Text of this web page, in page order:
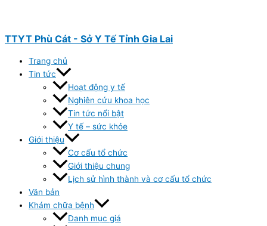
dung
TTYT Phù Cát - Sở Y Tế Tỉnh Gia Lai
Trang chủ
Tin tức
Hoạt động y tế
Nghiên cứu khoa học
Tin tức nổi bật
Y tế – sức khỏe
Giới thiệu
Cơ cấu tổ chức
Giới thiệu chung
Lịch sử hình thành và cơ cấu tổ chức
Văn bản
Khám chữa bệnh
Danh mục giá